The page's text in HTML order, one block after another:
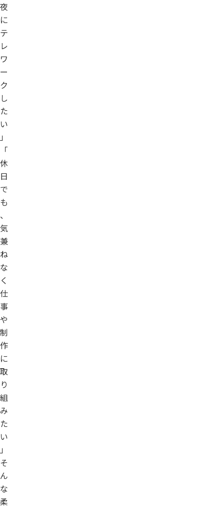
夜
に
テ
レ
ワ
ー
ク
し
た
い
」
「
休
日
で
も
、
気
兼
ね
な
く
仕
事
や
制
作
に
取
り
組
み
た
い
」
そ
ん
な
柔